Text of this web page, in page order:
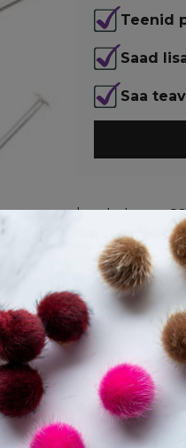
Teenid
Saad
Saa
Laost otsas
Teenid
TOOTEINFO
Tootekood
14 päeva